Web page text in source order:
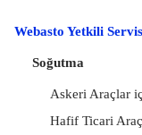
Webasto Yetkili Servis
Soğutma
Askeri Araçlar
Hafif Ticari